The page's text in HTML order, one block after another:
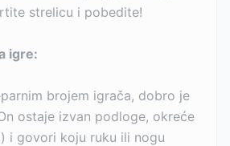
strelicu i pobedite!
igre:
brojem igrača, dobro je
ostaje izvan podloge, okreće
i govori koju ruku ili nogu